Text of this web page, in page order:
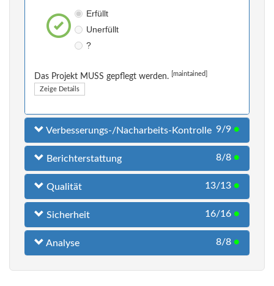
Erfüllt
Unerfüllt
?
Das Projekt MUSS gepflegt werden. [maintained]
Zeige Details
Verbesserungs-/Nacharbeits-Kontrolle 9/9 ●
Berichterstattung 8/8 ●
Qualität 13/13 ●
Sicherheit 16/16 ●
Analyse 8/8 ●